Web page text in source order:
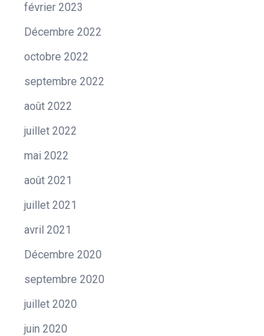
février 2023
Décembre 2022
octobre 2022
septembre 2022
août 2022
juillet 2022
mai 2022
août 2021
juillet 2021
avril 2021
Décembre 2020
septembre 2020
juillet 2020
juin 2020